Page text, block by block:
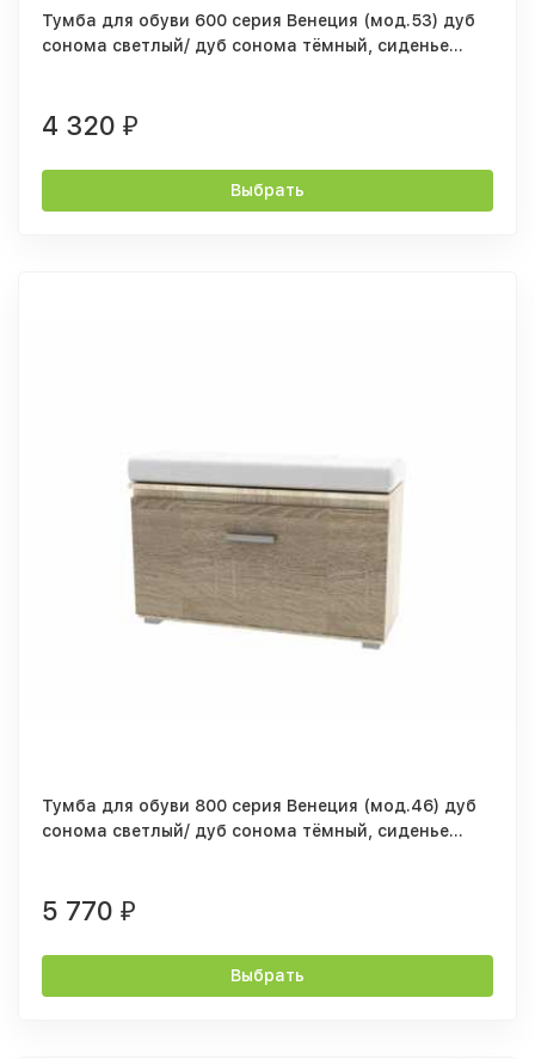
Тумба для обуви 600 серия Венеция (мод.53) дуб
сонома светлый/ дуб сонома тёмный, сиденье
4 320 ₽
Выбрать
Тумба для обуви 800 серия Венеция (мод.46) дуб
сонома светлый/ дуб сонома тёмный, сиденье
5 770 ₽
Выбрать